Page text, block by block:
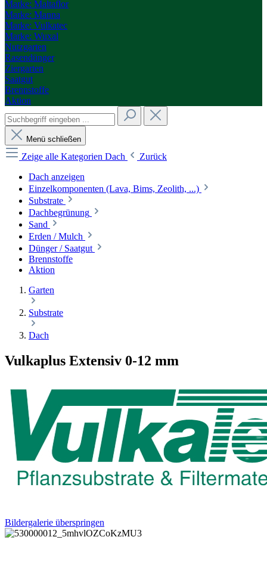
Marke: Maltaflor
Marke: Manna
Marke: Vulkatec
Marke: Wuxal
Nutzgarten
Rasendünger
Ziergarten
Saatgut
Brennstoffe
Aktion
Menü schließen
Zeige alle Kategorien Dach
Zurück
Dach anzeigen
Einzelkomponenten (Lava, Bims, Zeolith, ...)
Substrate
Dachbegrünung
Sand
Erden / Mulch
Dünger / Saatgut
Brennstoffe
Aktion
Garten
Substrate
Dach
Vulkaplus Extensiv 0-12 mm
Bildergalerie überspringen